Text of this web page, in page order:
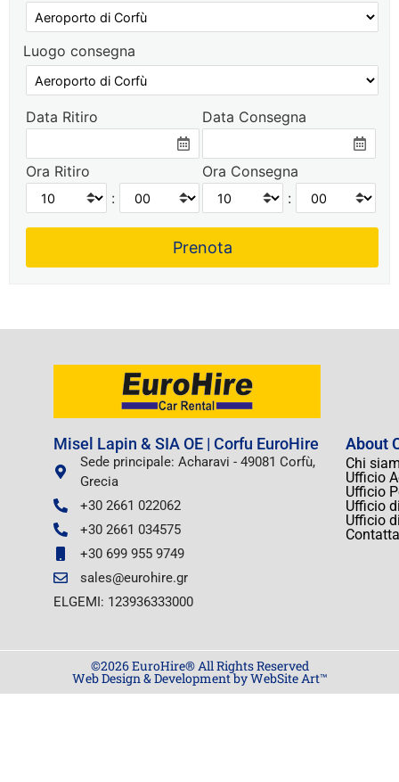
Luogo consegna
Data Ritiro
Ora Ritiro
:
Data Consegna
Ora Consegna
:
Misel Lapin & SIA OE | Corfu EuroHire
Sede principale: Acharavi - 49081 Corfù,
Grecia
+30 2661 022062
+30 2661 034575
+30 699 955 9749
sales@eurohire.gr
ELGEMI: 123936333000
About
Chi
Ufficio
Ufficio
Ufficio
Ufficio
©2026 EuroHire® All Rights Reserved
Web Design & Development by WebSite Art™